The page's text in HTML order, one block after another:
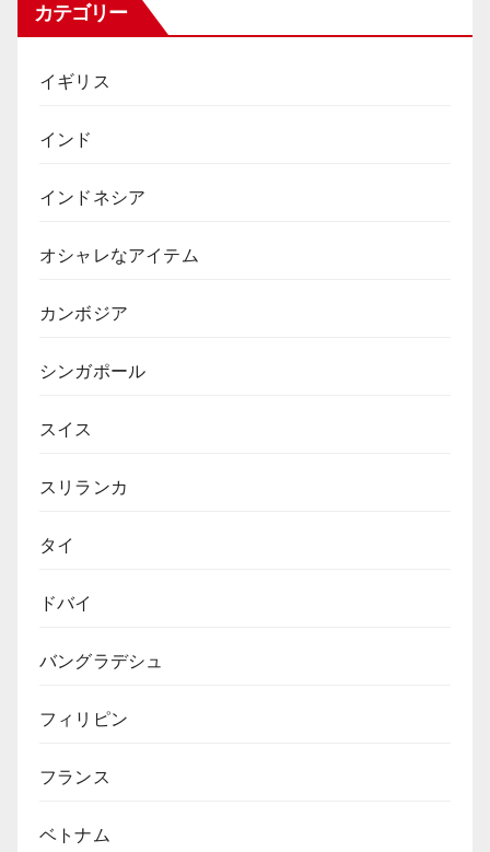
カテゴリー
イギリス
インド
インドネシア
オシャレなアイテム
カンボジア
シンガポール
スイス
スリランカ
タイ
ドバイ
バングラデシュ
フィリピン
フランス
ベトナム